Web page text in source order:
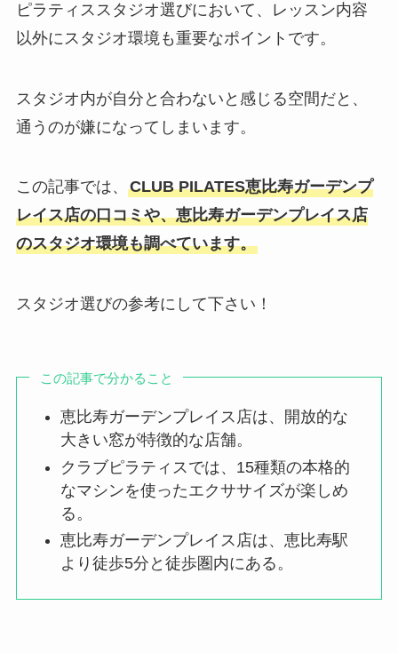
ピラティススタジオ選びにおいて、レッスン内容
以外にスタジオ環境も重要なポイントです。
スタジオ内が自分と合わないと感じる空間だと、
通うのが嫌になってしまいます。
この記事では、 CLUB PILATES恵比寿ガーデンプ
レイス店の口コミや、恵比寿ガーデンプレイス店
のスタジオ環境も調べています。
スタジオ選びの参考にして下さい！
この記事で分かること
恵比寿ガーデンプレイス店は、開放的な
大きい窓が特徴的な店舗。
クラブピラティスでは、15種類の本格的
なマシンを使ったエクササイズが楽しめ
る。
恵比寿ガーデンプレイス店は、恵比寿駅
より徒歩5分と徒歩圏内にある。